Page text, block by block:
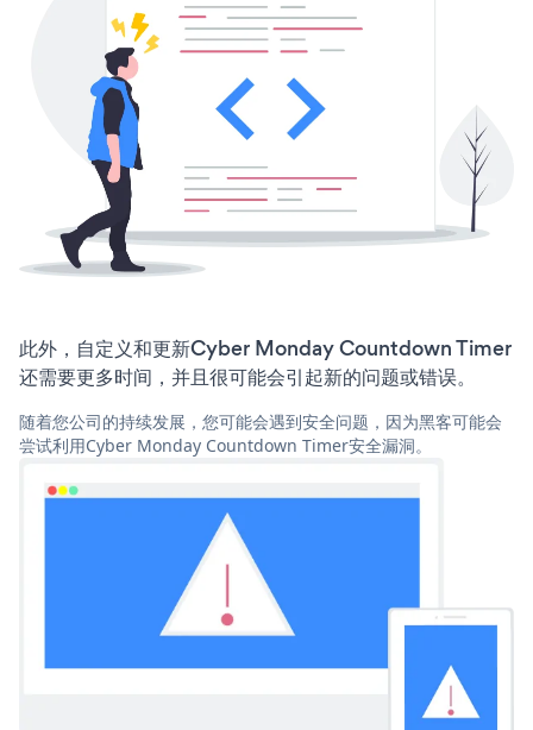
此外，自定义和更新Cyber Monday Countdown Timer
还需要更多时间，并且很可能会引起新的问题或错误。
随着您公司的持续发展，您可能会遇到安全问题，因为黑客可能会
尝试利用Cyber Monday Countdown Timer安全漏洞。